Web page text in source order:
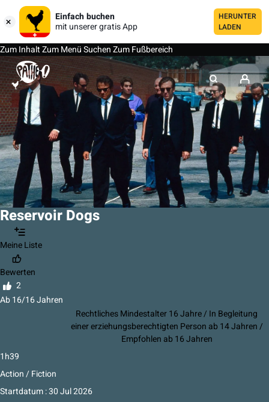
Einfach buchen
mit unserer gratis App
HERUNTER
LADEN
Zum InhaltZum MenüSuchenZum Fußbereich
Reservoir Dogs
Meine Liste
Bewerten
2
Ab 16/16 Jahren
Rechtliches Mindestalter 16 Jahre / In Begleitung
einer erziehungsberechtigten Person ab 14 Jahren /
Empfohlen ab 16 Jahren
1h39
Action / Fiction
Startdatum : 30 Jul 2026